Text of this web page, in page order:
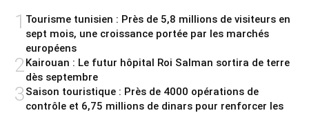
1 Tourisme tunisien : Près de 5,8 millions de visiteurs en
sept mois, une croissance portée par les marchés
européens
2 Kairouan : Le futur hôpital Roi Salman sortira de terre
dès septembre
3Saison touristique : Près de 4000 opérations de
contrôle et 6,75 millions de dinars pour renforcer les